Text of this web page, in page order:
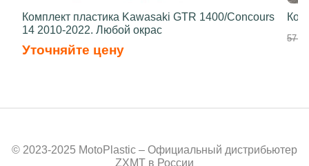
Комплект пластика Kawasaki GTR 1400/Concours
14 2010-2022. Любой окрас
Уточняйте цену
57
© 2023-2025 MotoPlastic – Официальный дистрибьютер
ZXMT в России